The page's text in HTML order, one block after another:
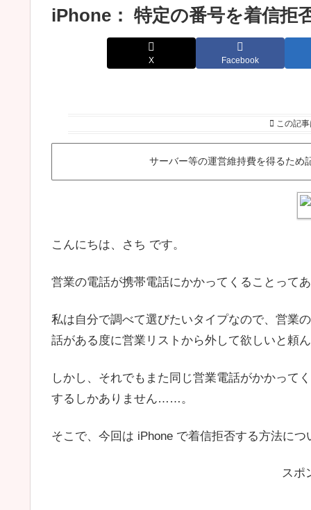
iPhone： 特定の番号を着信拒
X Facebook
この記
サーバー等の運営維持費を得るため
こんにちは、さち です。
営業の電話が携帯電話にかかってくることって
私は自分で調べて選びたいタイプなので、営業
話がある度に営業リストから外して欲しいと頼
しかし、それでもまた同じ営業電話がかかって
するしかありません……。
そこで、今回は iPhone で着信拒否する方法に
スポ